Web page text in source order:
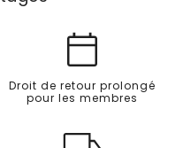
Droit de retour prolongé
pour les membres